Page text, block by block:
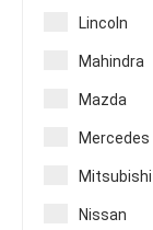
Lincoln
Mahindra
Mazda
Mercedes
Mitsubishi
Nissan